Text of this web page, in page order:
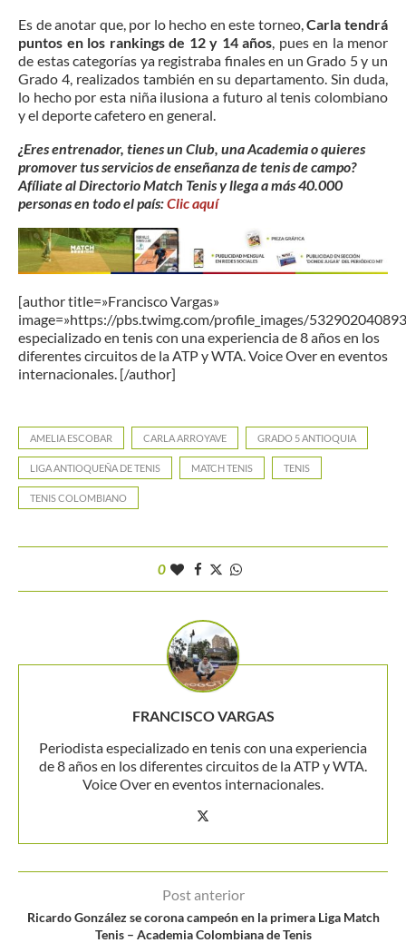
Es de anotar que, por lo hecho en este torneo,Carla tendrá
puntos en los rankings de 12 y 14 años , pues en la menor
de estas categorías ya registraba finales en un Grado 5 y un
Grado 4, realizados también en su departamento. Sin duda,
lo hecho por esta niña ilusiona a futuro al tenis colombiano
y el deporte cafetero en general.
¿Eres entrenador, tienes un Club, una Academia o quieres
promover tus servicios de enseñanza de tenis de campo?
Afíliate al Directorio Match Tenis y llega a más 40.000
personas en todo el país:Clic aquí
[author title=»Francisco Vargas»
image=»https://pbs.twimg.com/profile_images/
especializado en tenis con una experiencia de 8 años en los
diferentes circuitos de la ATP y WTA. Voice Over en eventos
internacionales. [/author]
AMELIA ESCOBAR CARLA ARROYAVE GRADO 5 ANTIOQUIA
LIGA ANTIOQUEÑA DE TENIS MATCH TENIS TENIS
TENIS COLOMBIANO
0
FRANCISCO VARGAS
Periodista especializado en tenis con una experiencia
de 8 años en los diferentes circuitos de la ATP y WTA.
Voice Over en eventos internacionales.
Post anterior
Ricardo González se corona campeón en la primera Liga Match
Tenis – Academia Colombiana de Tenis